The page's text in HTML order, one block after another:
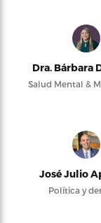
Dra. Bárbara
Salud Mental &
José Julio
Política y